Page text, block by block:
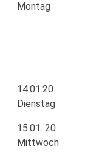
Montag
14.01.20
Dienstag
15.01. 20
Mittwoch